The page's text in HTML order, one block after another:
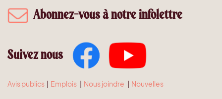
Abonnez-vous à notre infolettre
Suivez nous
Avis publics | Emplois | Nous joindre | Nouvelles